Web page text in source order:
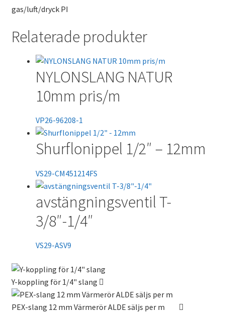
gas/luft/dryck PI
Relaterade produkter
NYLONSLANG NATUR
10mm pris/m
VP26-96208-1
Shurflonippel 1/2″ – 12mm
VS29-CM451214FS
avstängningsventil T-
3/8″-1/4″
VS29-ASV9
Y-koppling för 1/4" slang
PEX-slang 12 mm Värmerör ALDE säljs per m